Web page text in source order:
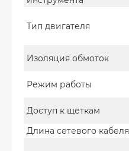
Тип двигателя
Изоляция обмоток
Режим работы
Доступ к щеткам
Длина сетевого кабеля